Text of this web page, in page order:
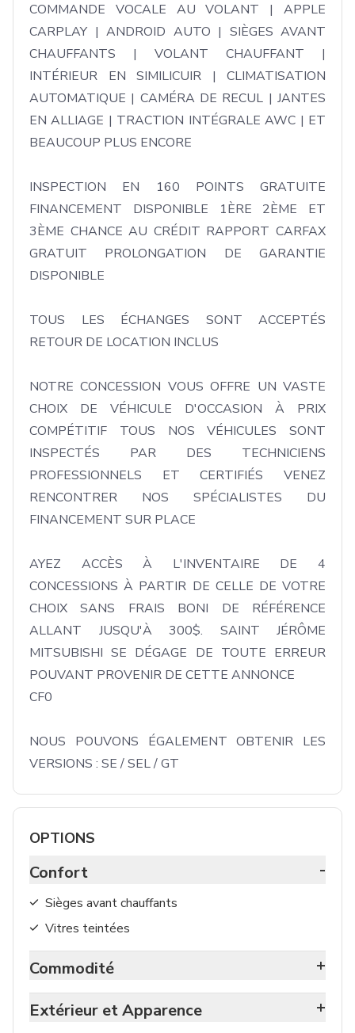
COMMANDE VOCALE AU VOLANT | APPLE
CARPLAY | ANDROID AUTO | SIÈGES AVANT
CHAUFFANTS | VOLANT CHAUFFANT |
INTÉRIEUR EN SIMILICUIR | CLIMATISATION
AUTOMATIQUE | CAMÉRA DE RECUL | JANTES
EN ALLIAGE | TRACTION INTÉGRALE AWC | ET
BEAUCOUP PLUS ENCORE
INSPECTION EN 160 POINTS GRATUITE
FINANCEMENT DISPONIBLE 1ÈRE 2ÈME ET
3ÈME CHANCE AU CRÉDIT RAPPORT CARFAX
GRATUIT PROLONGATION DE GARANTIE
DISPONIBLE
TOUS LES ÉCHANGES SONT ACCEPTÉS
RETOUR DE LOCATION INCLUS
NOTRE CONCESSION VOUS OFFRE UN VASTE
CHOIX DE VÉHICULE D'OCCASION À PRIX
COMPÉTITIF TOUS NOS VÉHICULES SONT
INSPECTÉS PAR DES TECHNICIENS
PROFESSIONNELS ET CERTIFIÉS VENEZ
RENCONTRER NOS SPÉCIALISTES DU
FINANCEMENT SUR PLACE
AYEZ ACCÈS À L'INVENTAIRE DE 4
CONCESSIONS À PARTIR DE CELLE DE VOTRE
CHOIX SANS FRAIS BONI DE RÉFÉRENCE
ALLANT JUSQU'À 300$. SAINT JÉRÔME
MITSUBISHI SE DÉGAGE DE TOUTE ERREUR
POUVANT PROVENIR DE CETTE ANNONCE
CF0
NOUS POUVONS ÉGALEMENT OBTENIR LES
VERSIONS : SE / SEL / GT
OPTIONS
Confort -
Sièges avant chauffants
Vitres teintées
Commodité +
Extérieur et Apparence +